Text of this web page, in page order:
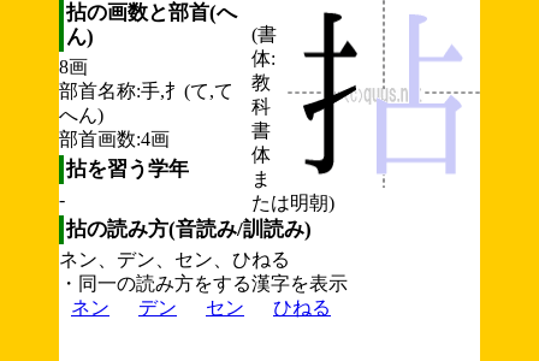
(書
体:
教
科
書
体
ま
たは明朝)
拈の画数と部首(へ
ん)
8画
部首名称:手,扌(て,て
へん)
部首画数:4画
拈を習う学年
-
拈の読み方(音読み/訓読み)
ネン、デン、セン、ひねる
・同一の読み方をする漢字を表示
ネン
デン セン ひねる